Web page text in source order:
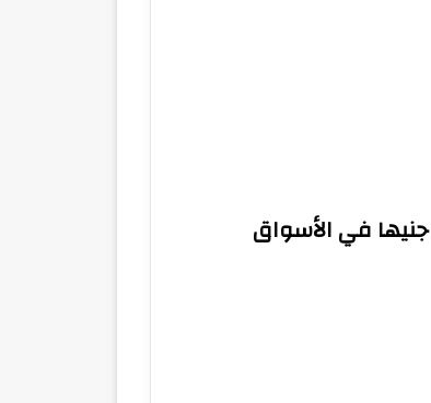
أسعار الذهب اليوم: عيار 18 يسجل 5030 جنيها في الأسواق